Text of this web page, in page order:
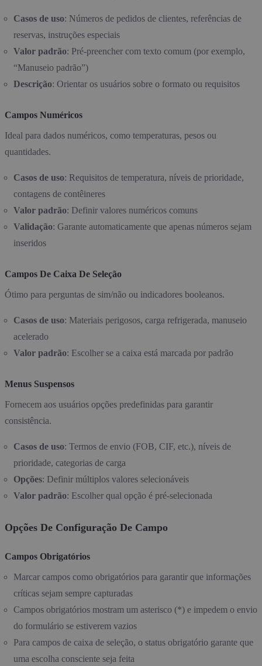
Casos de uso: Números de pedidos de clientes, referências de
reservas, instruções especiais
Valor padrão: Pré-preencher com texto comum (por exemplo,
“Manuseio padrão”)
Descrição: Orientar os usuários sobre o formato ou requisitos
Campos Numéricos
Ideal para dados numéricos, como temperaturas, pesos ou
quantidades.
Casos de uso: Requisitos de temperatura, níveis de prioridade,
contagens de contêineres
Valor padrão: Definir valores numéricos comuns
Validação: Garante automaticamente que apenas números sejam
inseridos
Campos De Caixa De Seleção
Ótimo para perguntas de sim/não ou indicadores booleanos.
Casos de uso: Materiais perigosos, carga refrigerada, manuseio
acelerado
Valor padrão: Escolher se a caixa está marcada por padrão
Menus Suspensos
Fornecem aos usuários opções predefinidas para garantir
consistência.
Casos de uso: Termos de envio (FOB, CIF, etc.), níveis de
prioridade, categorias de carga
Opções: Definir múltiplos valores selecionáveis
Valor padrão: Escolher qual opção é pré-selecionada
Opções De Configuração De Campo
Campos Obrigatórios
Marcar campos como obrigatórios para garantir que informações
críticas sejam sempre capturadas
Campos obrigatórios mostram um asterisco (*) e impedem o envio
do formulário se estiverem vazios
Para campos de caixa de seleção, o status obrigatório garante que
uma escolha consciente seja feita